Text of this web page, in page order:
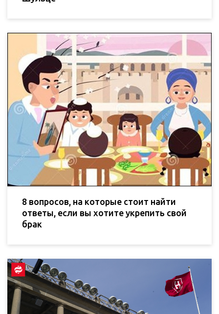
8 вопросов, на которые стоит найти
ответы, если вы хотите укрепить свой
брак